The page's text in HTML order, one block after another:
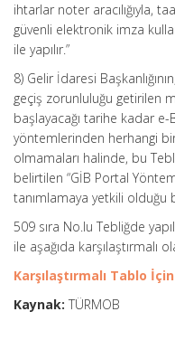
ihtarlar noter aracılığıyla,
güvenli elektronik imza
ile yapılır.”
8) Gelir İdaresi
geçiş zorunluluğu getirilen
başlayacağı tarihe kadar
yöntemlerinden herhangi
olmamaları halinde, bu
belirtilen “GİB Portal
tanımlamaya yetkili olduğu
509 sıra No.lu Tebliğde
ile aşağıda karşılaştırmalı
Karşılaştırmalı Tablo İçin
Kaynak: TÜRMOB